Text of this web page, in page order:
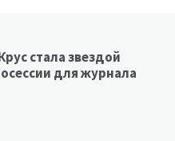
стала звездой
для журнала